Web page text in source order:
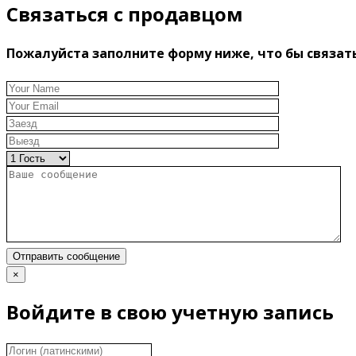
Связаться с продавцом
Пожалуйста заполните форму ниже, что бы
Отправить сообщение
×
Войдите в свою учетную запись